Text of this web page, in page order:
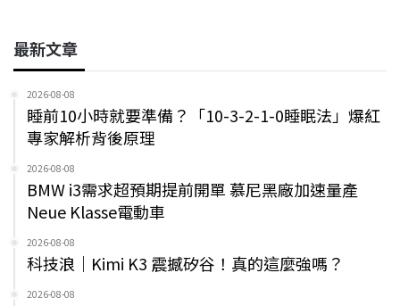
最新文章
2026-08-08
睡前10小時就要準備？「10-3-2-1-0睡眠法」爆紅
專家解析背後原理
2026-08-08
BMW i3需求超預期提前開單 慕尼黑廠加速量產
Neue Klasse電動車
2026-08-08
科技浪｜Kimi K3 震撼矽谷！真的這麼強嗎？
2026-08-08